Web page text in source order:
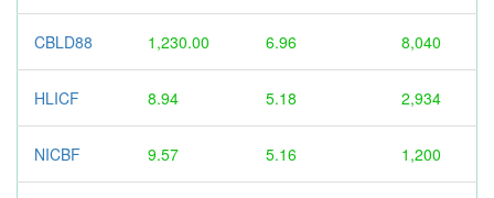
CBLD88 1,230.00 6.96 8,040
HLICF 8.94 5.18 2,934
NICBF 9.57 5.16 1,200